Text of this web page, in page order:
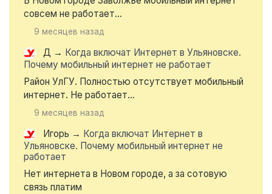
совсем не работает...
9 месяцев назад
Д → Когда включат Интернет в Ульяновске.
Почему мобильный интернет не работает
Район УлГУ. Полностью отсутствует мобильный
интернет. Не работает...
9 месяцев назад
Игорь → Когда включат Интернет в
Ульяновске. Почему мобильный интернет не
работает
Нет интернета в Новом городе, а за сотовую
связь платим